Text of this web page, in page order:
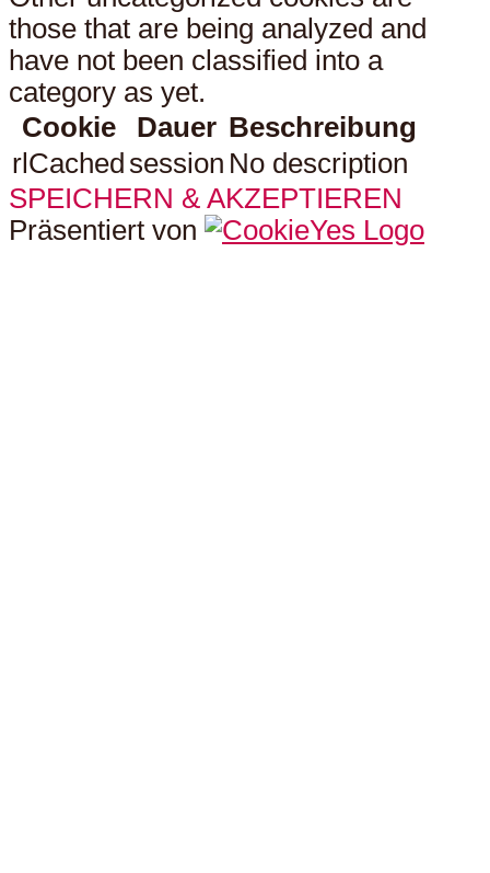
those that are being analyzed and
have not been classified into a
category as yet.
Cookie
Dauer Beschreibung
rlCached session No description
SPEICHERN & AKZEPTIEREN
Präsentiert von